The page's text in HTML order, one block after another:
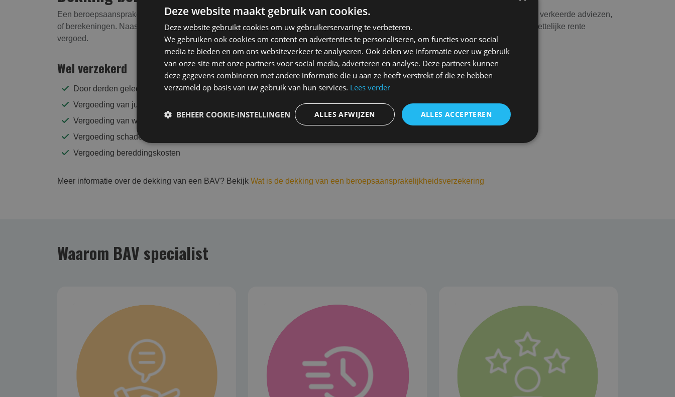
Een beroepsaansprakelijkheidsverzekering (BAV) dekt de “zuivere vermogensschade” als gevolg van beroepsfouten, zoals nalatigheid, verkeerde adviezen,
of berekeningen. Naast vergoeding van de financiële schade waarvoor u aansprakelijk bent, worden ook juridische verweerkosten en wettelijke rente
vergoed.
Wel verzekerd
Door derden geleden financiële vermogensschade
Vergoeding van juridische verweerkosten bij aansprakelijkstelling
Vergoeding van wettelijke rente
Vergoeding schaderegelingskosten
Vergoeding bereddingskosten
Niet verzekerd
Opzet, fraude en vermogensdelicten
Bekende fouten
Aansprakelijkheid verhogende bedingen
Meer informatie over de dekking van een BAV? Bekijk Wat is de dekking van een beroepsaansprakelijkheidsverzekering
Waarom BAV specialist
Deze website maakt gebruik van cookies.
Deze website gebruikt cookies om uw gebruikerservaring te verbeteren.
We gebruiken ook cookies om content en advertenties te personaliseren, om functies voor social
media te bieden en om ons websiteverkeer te analyseren. Ook delen we informatie over uw gebruik
van onze site met onze partners voor social media, adverteren en analyse. Deze partners kunnen
deze gegevens combineren met andere informatie die u aan ze heeft verstrekt of die ze hebben
verzameld op basis van uw gebruik van hun services. Lees verder
ALLES ACCEPTEREN
ALLES AFWIJZEN
BEHEER COOKIE-INSTELLINGEN